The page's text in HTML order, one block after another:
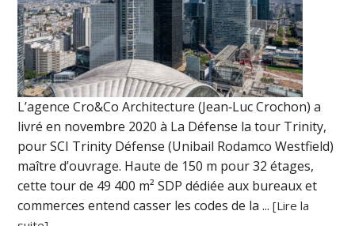
L’agence Cro&Co Architecture (Jean‑Luc Crochon) a
livré en novembre 2020 à La Défense la tour Trinity,
pour SCI Trinity Défense (Unibail Rodamco Westfield)
maître d’ouvrage. Haute de 150 m pour 32 étages,
cette tour de 49 400 m² SDP dédiée aux bureaux et
commerces entend casser les codes de la ...[Lire la